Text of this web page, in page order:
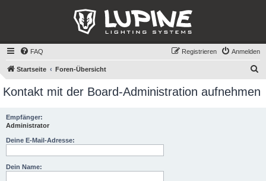
FAQ Anmelden
Registrieren
Startseite Foren-Übersicht
c
Kontakt mit der Board-Administration aufnehmen
Empfänger:
Administrator
Deine E-Mail-Adresse:
Dein Name: